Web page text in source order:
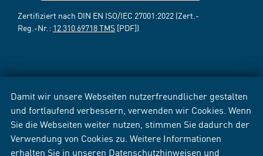
Damit wir unsere Webseiten nutzerfreundlicher gestalten
und fortlaufend verbessern, verwenden wir Cookies. Wenn
Sie die Webseiten weiter nutzen, stimmen Sie dadurch der
Verwendung von Cookies zu. Weitere Informationen
erhalten Sie in unseren Datenschutzhinweisen und
Zertifiziert nach DIN EN ISO/IEC 27001:2022 (Zert.-
Reg.-Nr.: 12 310 69718 TMS [PDF])